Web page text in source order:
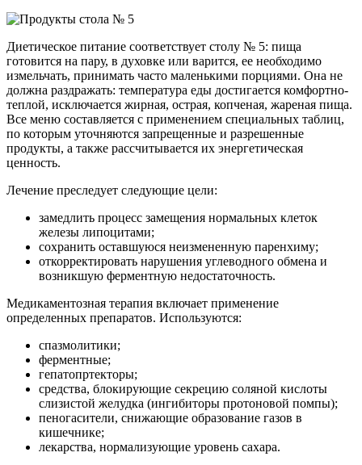
Диетическое питание соответствует столу № 5: пища
готовится на пару, в духовке или варится, ее необходимо
измельчать, принимать часто маленькими порциями. Она не
должна раздражать: температура еды достигается комфортно-
теплой, исключается жирная, острая, копченая, жареная пища.
Все меню составляется с применением специальных таблиц,
по которым уточняются запрещенные и разрешенные
продукты, а также рассчитывается их энергетическая
ценность.
Лечение преследует следующие цели:
замедлить процесс замещения нормальных клеток
железы липоцитами;
сохранить оставшуюся неизмененную паренхиму;
откорректировать нарушения углеводного обмена и
возникшую ферментную недостаточность.
Медикаментозная терапия включает применение
определенных препаратов. Используются:
спазмолитики;
ферментные;
гепатопртекторы;
средства, блокирующие секрецию соляной кислоты
слизистой желудка (ингибиторы протоновой помпы);
пеногасители, снижающие образование газов в
кишечнике;
лекарства, нормализующие уровень сахара.